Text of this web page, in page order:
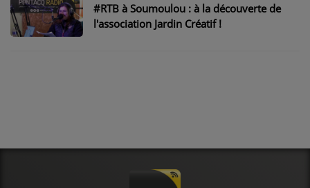
#RTB à Soumoulou : à la découverte de
l'association Jardin Créatif !